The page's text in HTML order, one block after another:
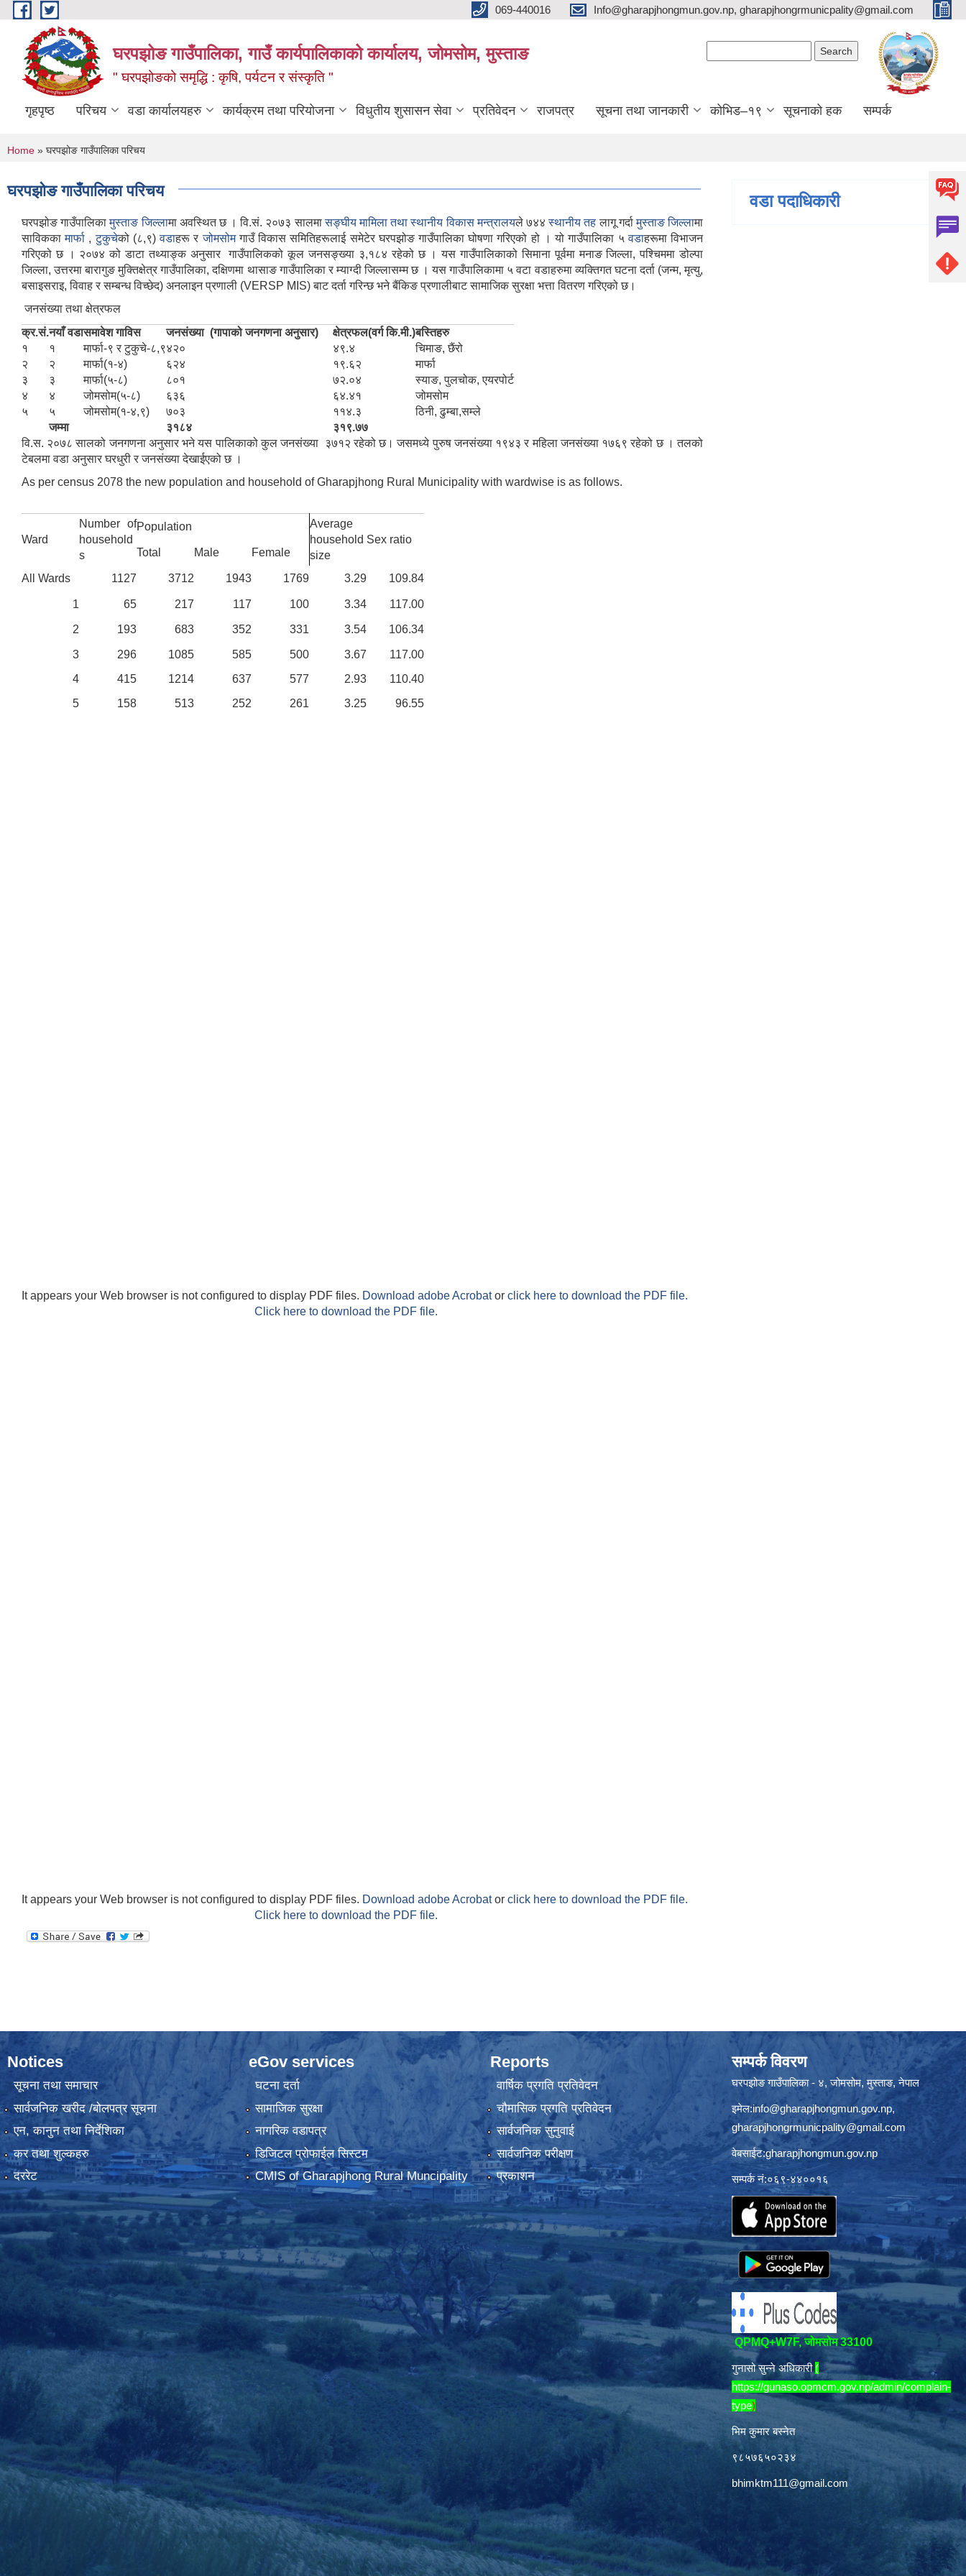
Skip to main content 069-440016 Info@gharapjhongmun.gov.np, gharapjhongrmunicpality@gmail.com
घरपझोङ गाउँपालिका, गाउँ कार्यपालिकाको कार्यालय, जोमसोम, मुस्ताङ
" घरपझोङको समृद्धि : कृषि, पर्यटन र संस्कृति "
गृहपृष्ठ परिचय वडा कार्यालयहरु कार्यक्रम तथा परियोजना विधुतीय शुसासन सेवा प्रतिवेदन राजपत्र सूचना तथा जानकारी कोभिड–१९ सूचनाको हक सम्पर्क
You are here
Home » घरपझोङ गाउँपालिका परिचय
घरपझोङ गाउँपालिका परिचय
घरपझोङ गाउँपालिकामुस्ताङ जिल्लामा अवस्थित छ । वि.सं. २०७३ सालमासङ्घीय मामिला तथा स्थानीय विकास मन्त्रालयले ७४४स्थानीय तह लागू गर्दामुस्ताङ जिल्लामा
साविककामार्फा ,टुकुचेको (८,९)वडाहरू रजोमसोमगाउँ विकास समितिहरूलाई समेटेर घरपझोङ गाउँपालिका घोषणा गरिएको हो । यो गाउँपालिका ५वडाहरूमा विभाजन
गरिएको छ । २०७४ को डाटा तथ्याङ्क अनुसार गाउँपालिकको कूल जनसङ्ख्या ३,१८४ रहेको छ । यस गाउँपालिकाको सिमाना पूर्वमा मनाङ जिल्ला, पश्चिममा डोल्पा
जिल्ला, उत्तरमा बारागुङ मुक्तिक्षेत्र गाउँपालिका, दक्षिणमा थासाङ गाउँपालिका र म्याग्दी जिल्लासम्म छ । यस गाउँपालिकामा ५ वटा वडाहरुमा व्यक्तिगत घटना दर्ता (जन्म, मृत्यु,
बसाइसराइ, विवाह र सम्बन्ध विच्छेद) अनलाइन प्रणाली (VERSP MIS) बाट दर्ता गरिन्छ भने बैंकिङ प्रणालीबाट सामाजिक सुरक्षा भत्ता वितरण गरिएको छ।
जनसंख्या तथा क्षेत्रफल
क्र.सं.नयाँ वडासमावेश गाविस जनसंख्या (गापाको जनगणना अनुसार) क्षेत्रफल(वर्ग कि.मी.)बस्तिहरु
१
१ मार्फा-९ र टुकुचे-८,९४२० ४९.४
चिमाङ, छैंरो
२
२ मार्फा(१-४) ६२४ १९.६२
मार्फा
३
३ मार्फा(५-८) ८०१ ७२.०४
स्याङ, पुलचोक, एयरपोर्ट
४
४ जोमसोम(५-८) ६३६ ६४.४१
जोमसोम
५
५ जोमसोम(१-४,९) ७०३ ११४.३
ठिनी, ढुम्बा,सम्ले
जम्मा
३१८४
३१९.७७
वि.स. २०७८ सालको जनगणना अनुसार भने यस पालिकाको कुल जनसंख्या ३७१२ रहेको छ। जसमध्ये पुरुष जनसंख्या १९४३ र महिला जनसंख्या १७६९ रहेको छ । तलको
टेबलमा वडा अनुसार घरधुरी र जनसंख्या देखाईएको छ ।
As per census 2078 the new population and household of Gharapjhong Rural Municipality with wardwise is as follows.
Ward
Number of
household
s
Population
Average
household
size
Sex ratio
Total
Male Female
All Wards 1127 3712 1943 1769 3.29 109.84
1 65 217 117 100 3.34 117.00
2 193 683 352 331 3.54 106.34
3 296 1085 585 500 3.67
117.00
4
415 1214 637 577 2.93
110.40
5
158 513 252 261 3.25 96.55
It appears your Web browser is not configured to display PDF files. Download adobe Acrobator click here to download the PDF file.
Click here to download the PDF file.
It appears your Web browser is not configured to display PDF files. Download adobe Acrobator click here to download the PDF file.
Click here to download the PDF file.
वडा पदाधिकारी
Notices
सूचना तथा समाचार
सार्वजनिक खरीद /बोलपत्र सूचना
एन, कानुन तथा निर्देशिका
कर तथा शुल्कहरु
दररेट
eGov services
घटना दर्ता
सामाजिक सुरक्षा
नागरिक वडापत्र
डिजिटल प्रोफाईल सिस्टम
CMIS of Gharapjhong Rural Muncipality
Reports
वार्षिक प्रगति प्रतिवेदन
चौमासिक प्रगति प्रतिवेदन
सार्वजनिक सुनुवाई
सार्वजनिक परीक्षण
प्रकाशन
सम्पर्क विवरण
घरपझोङ गाउँपालिका - ४, जोमसोम, मुस्ताङ, नेपाल
इमेल:info@gharapjhongmun.gov.np,
gharapjhongrmunicpality@gmail.com
वेबसाईट:gharapjhongmun.gov.np
सम्पर्क नं:०६९-४४००१६
QPMQ+W7F, जोमसोम 33100
गुनासो सुन्ने अधिकारी (
https://gunaso.opmcm.gov.np/admin/complain-
type)
भिम कुमार बस्नेत
९८५७६५०२३४
bhimktm111@gmail.com